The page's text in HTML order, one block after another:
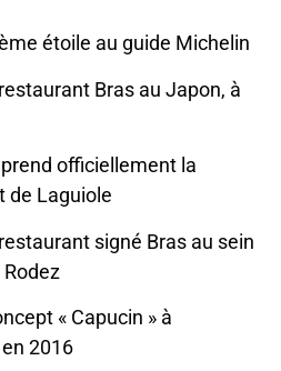
étoile au guide Michelin
Bras au Japon, à
officiellement la
de Laguiole
signé Bras au sein
« Capucin » à
2016